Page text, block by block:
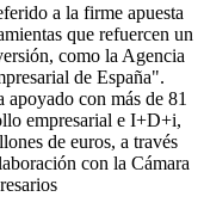
a la firme apuesta
que refuercen un
como la Agencia
de España".
apoyado con más de 81
empresarial e I+D+i,
de euros, a través
con la Cámara